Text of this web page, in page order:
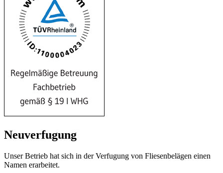
Neuverfugung
Unser Betrieb hat sich in der Verfugung von Fliesenbelägen einen
Namen erarbeitet.